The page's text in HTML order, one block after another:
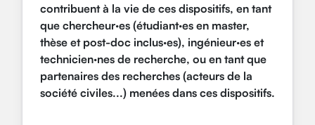
contribuent à la vie de ces dispositifs, en tant
que chercheur·es (étudiant·es en master,
thèse et post-doc inclus·es), ingénieur·es et
technicien·nes de recherche, ou en tant que
partenaires des recherches (acteurs de la
société civiles...) menées dans ces dispositifs.